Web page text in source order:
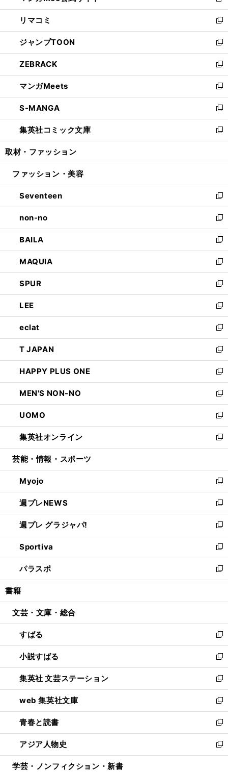
ウ
で
開
く
ン
ド
ウ
で
開
く
ウ
ィ
ン
ド
ウ
で
開
く
し
い
ウ
ィ
ン
ド
ウ
で
開
く
リマコミ
新
し
い
ウ
ィ
ン
ド
ウ
で
開
く
ジャンプTOON
新
し
い
ウ
ィ
ン
ド
ウ
で
開
ZEBRACK
新
し
い
ウ
ィ
ン
ド
ウ
開
マンガMeets
新
し
い
ウ
ィ
ン
ウ
開
く
S-MANGA
新
し
い
ウ
ン
ウ
で
開
く
集英社コミック文庫
新
し
ウ
ン
ド
ウ
で
開
く
取材・ファッション
ファッション・美容
Seventeen
新
し
い
ウ
ィ
ン
ド
ウ
で
開
く
non-no
新
し
い
ウ
ィ
ン
ド
ウ
で
開
く
BAILA
新
し
い
ウ
ィ
ン
ド
ウ
で
開
く
MAQUIA
新
し
い
ウ
ィ
ン
ド
ウ
で
開
く
SPUR
新
し
い
ウ
ィ
ン
ド
ウ
で
開
く
LEE
新
し
い
ウ
ィ
ン
ド
ウ
で
開
く
eclat
新
し
い
ウ
ィ
ン
ド
ウ
で
開
く
T JAPAN
新
し
い
ウ
ィ
ン
ド
ウ
で
開
HAPPY PLUS ONE
新
し
い
ウ
ィ
ン
ド
ウ
開
く
MEN'S NON-NO
新
し
い
ウ
ィ
ン
ウ
で
開
く
UOMO
新
し
い
ウ
ン
ド
ウ
で
開
く
集英社オンライン
新
し
ウ
ィ
ン
ド
ウ
で
開
く
芸能・情報・スポーツ
Myojo
新
し
い
ウ
ィ
ン
ド
ウ
で
開
週プレNEWS
新
し
い
ウ
ィ
ン
ド
ウ
開
週プレ グラジャパ!
新
し
い
ウ
ィ
ン
ウ
開
く
Sportiva
新
し
い
ウ
ン
ウ
で
開
く
パラスポ
新
し
ウ
ン
ド
ウ
で
開
く
書籍
文芸・文庫・総合
すばる
新
し
い
ウ
ィ
ン
ド
ウ
で
開
く
小説すばる
新
し
い
ウ
ィ
ン
ド
ウ
で
開
集英社 文芸ステーション
新
し
い
ウ
ィ
ン
ド
ウ
web 集英社文庫
新
し
い
ウ
ィ
ン
青春と読書
新
し
い
ウ
アジア人物史
新
し
学芸・ノンフィクション・新書